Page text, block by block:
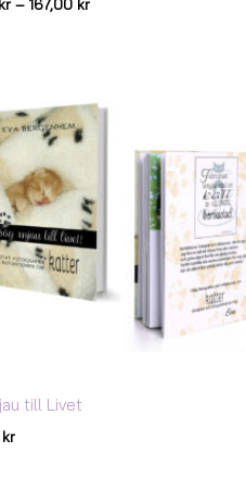
kr – 167,00 kr
till Livet
kr